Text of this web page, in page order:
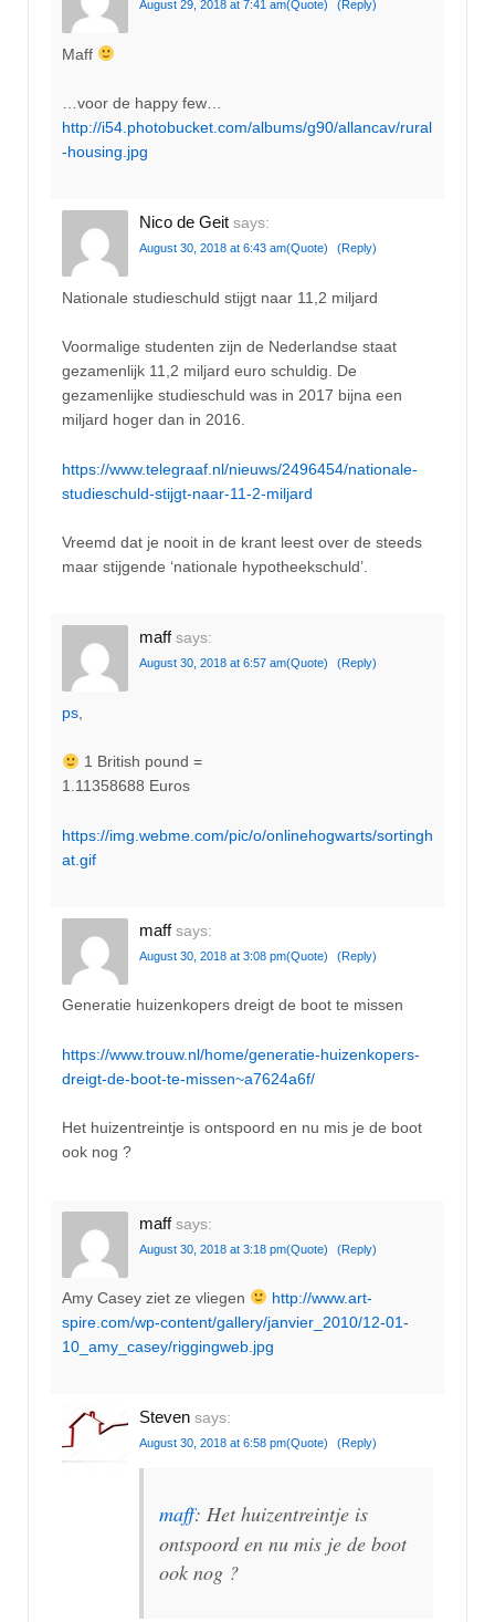
August 29, 2018 at 7:41 am(Quote) (Reply)
Maff
…voor de happy few…
http://i54.photobucket.com/albums/g90/allancav/rural
-housing.jpg
Nico de Geit says:
August 30, 2018 at 6:43 am(Quote) (Reply)
Nationale studieschuld stijgt naar 11,2 miljard
Voormalige studenten zijn de Nederlandse staat
gezamenlijk 11,2 miljard euro schuldig. De
gezamenlijke studieschuld was in 2017 bijna een
miljard hoger dan in 2016.
https://www.telegraaf.nl/nieuws/2496454/nationale-
studieschuld-stijgt-naar-11-2-miljard
Vreemd dat je nooit in de krant leest over de steeds
maar stijgende ‘nationale hypotheekschuld’.
maff says:
August 30, 2018 at 6:57 am(Quote) (Reply)
ps
1 British pound =
1.11358688 Euros
https://img.webme.com/pic/o/onlinehogwarts/sortingh
at.gif
maff says:
August 30, 2018 at 3:08 pm(Quote) (Reply)
Generatie huizenkopers dreigt de boot te missen
https://www.trouw.nl/home/generatie-huizenkopers-
dreigt-de-boot-te-missen~a7624a6f/
Het huizentreintje is ontspoord en nu mis je de boot
ook nog ?
maff says:
August 30, 2018 at 3:18 pm(Quote) (Reply)
Amy Casey ziet ze vliegen
http://www.art-
spire.com/wp-content/gallery/janvier_2010/12-01-
10_amy_casey/riggingweb.jpg
Steven says:
August 30, 2018 at 6:58 pm(Quote) (Reply)
maff: Het huizentreintje is
ontspoord en nu mis je de boot
ook nog ?